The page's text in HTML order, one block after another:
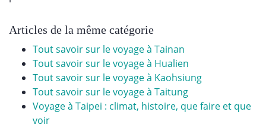
Articles de la même catégorie
Tout savoir sur le voyage à Tainan
Tout savoir sur le voyage à Hualien
Tout savoir sur le voyage à Kaohsiung
Tout savoir sur le voyage à Taitung
Voyage à Taipei : climat, histoire, que faire et que
voir